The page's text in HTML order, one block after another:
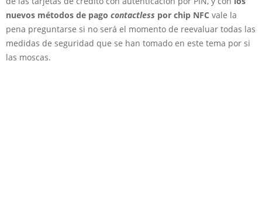
nuevos métodos de pago contactless por chip NFC vale la
pena preguntarse si no será el momento de reevaluar todas las
medidas de seguridad que se han tomado en este tema por si
las moscas.